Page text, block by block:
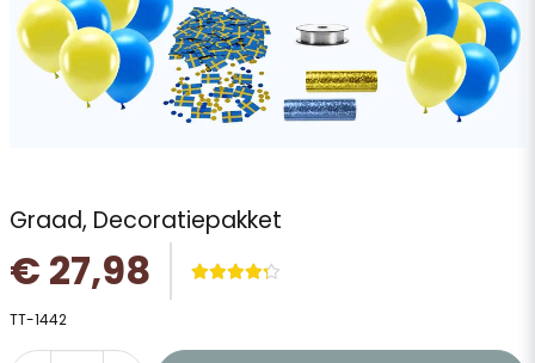
Graad, Decoratiepakket
€ 27,98
TT-1442